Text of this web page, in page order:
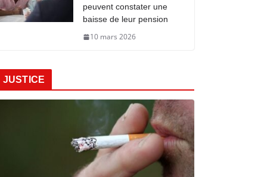
peuvent constater une
baisse de leur pension
10 mars 2026
JUSTICE